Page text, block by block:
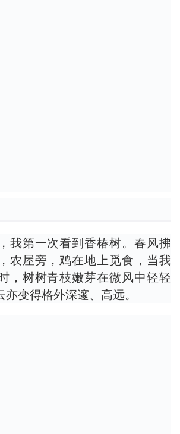
我第一次看到香椿树。春风拂
农屋旁，鸡在地上觅食，当我
，树树青枝嫩芽在微风中轻轻
变得格外深邃、高远。